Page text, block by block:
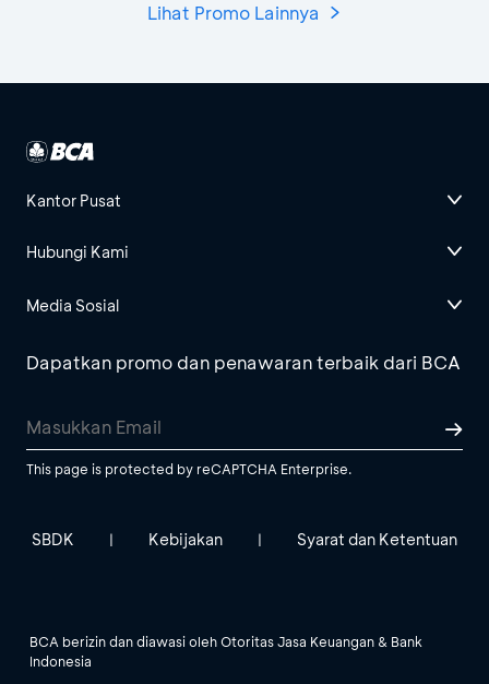
Lihat Promo Lainnya
Kantor Pusat
Hubungi Kami
Media Sosial
Dapatkan promo dan penawaran terbaik dari BCA
This page is protected by reCAPTCHA Enterprise.
SBDK | Kebijakan | Syarat dan Ketentuan
BCA berizin dan diawasi oleh Otoritas Jasa Keuangan & Bank
Indonesia